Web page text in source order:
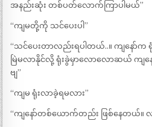
အနည်းဆုံး တစ်ပတ်လောက်ကြာပါမယ်”
“ကျမတို့ကို သင်ပေးပါ”
“သင်ပေးတာလည်းရပါတယ်..။ ကျနော်က
မြဲမလာနိုင်လို့ ရုံးခွဲမှာလောလောဆယ် က
ဗျ”
“ကျမ ရုံးလာခဲ့ရမလား”
“ကျနော်တစ်ယောက်တည်း ဖြစ်နေတယ်။